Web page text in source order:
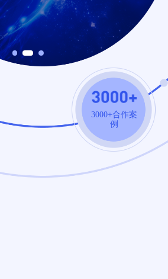
3000+合作案
例